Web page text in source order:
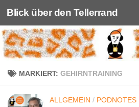
Unter dem Inhalt
Blick über den Tellerrand
MARKIERT: GEHIRNTRAINING
ALLGEMEIN / PODNOTES